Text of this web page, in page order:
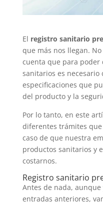
El registro sanitario
que más nos llegan.
cuenta que para poder
sanitarios es
especificaciones que
del producto y la
Por lo tanto, en este
diferentes trámites
caso de que nuestra
productos sanitarios y
costarnos.
Registro sanitario
Antes de nada,
entradas anteriores,